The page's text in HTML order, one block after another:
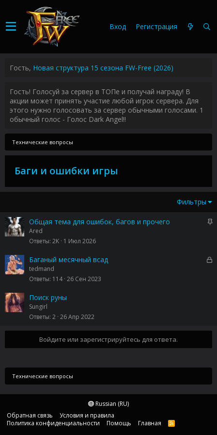
Вход Регистрация
Гость, Новая структура 15 сезона FW-Free (2026)
Гость! Голосуй за сервер в ТОПе и получай награду! В
акции может принять участие любой игрок сервера. Для
этого нужно голосовать за сервер обычными голосами. 1
обычный голос - Голос Dark Angel!!
Технические вопросы
Баги и ошибки игры
Фильтры
З
е
Общая тема для ошибок, багов и прочего
Ared
Ответы 2K 1 Июл 2026
З
Баганый месячный всад
tedmand
Ответы 114 26 Сен 2023
Поиск руны
Sungirl
Ответы 2 26 Апр 2022
Войдите или зарегистрируйтесь для ответа.
Технические вопросы
Russian (RU)
Обратная связь
Условия и правила
Политика конфиденциальности
Помощь Главная
R
S